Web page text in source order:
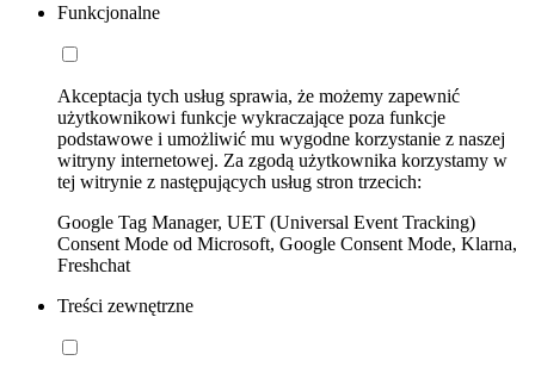
Funkcjonalne
Akceptacja tych usług sprawia, że możemy zapewnić
użytkownikowi funkcje wykraczające poza funkcje
podstawowe i umożliwić mu wygodne korzystanie z naszej
witryny internetowej. Za zgodą użytkownika korzystamy w
tej witrynie z następujących usług stron trzecich:
Google Tag Manager, UET (Universal Event Tracking)
Consent Mode od Microsoft, Google Consent Mode, Klarna,
Freshchat
Treści zewnętrzne